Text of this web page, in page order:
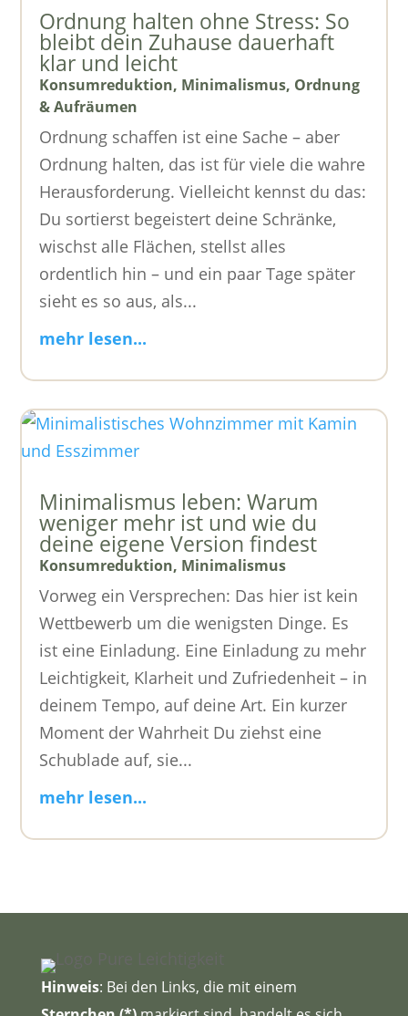
Ordnung halten ohne Stress: So
bleibt dein Zuhause dauerhaft
klar und leicht
Konsumreduktion, Minimalismus, Ordnung
& Aufräumen
Ordnung schaffen ist eine Sache – aber
Ordnung halten, das ist für viele die wahre
Herausforderung. Vielleicht kennst du das:
Du sortierst begeistert deine Schränke,
wischst alle Flächen, stellst alles
ordentlich hin – und ein paar Tage später
sieht es so aus, als...
mehr lesen...
Minimalismus leben: Warum
weniger mehr ist und wie du
deine eigene Version findest
Konsumreduktion, Minimalismus
Vorweg ein Versprechen: Das hier ist kein
Wettbewerb um die wenigsten Dinge. Es
ist eine Einladung. Eine Einladung zu mehr
Leichtigkeit, Klarheit und Zufriedenheit – in
deinem Tempo, auf deine Art. Ein kurzer
Moment der Wahrheit Du ziehst eine
Schublade auf, sie...
mehr lesen...
Hinweis: Bei den Links, die mit einem